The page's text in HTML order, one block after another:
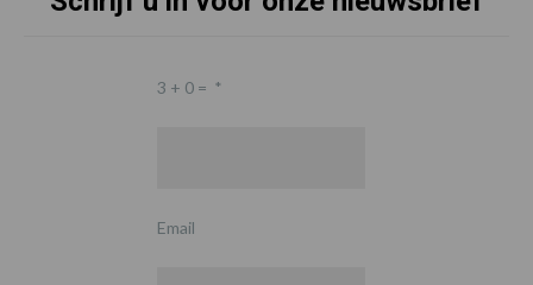
3 + 0 = *
Email